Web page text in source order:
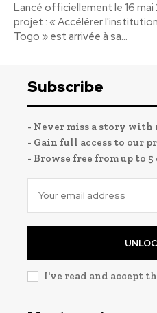
Lancé officiellement le 16 mai
projet : « Accélérer
Togo » est arrivée à sa...
Subscribe
- Never miss a story
- Gain full access to our
- Browse free from up to
I've read and accept